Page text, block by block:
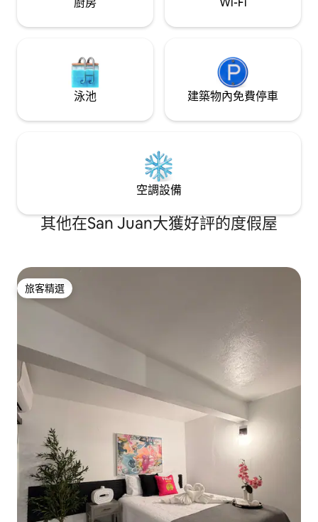
泳池 建築物內免費停車
空調設備
其他在San Juan大獲好評的度假屋
旅客精選
旅客精選